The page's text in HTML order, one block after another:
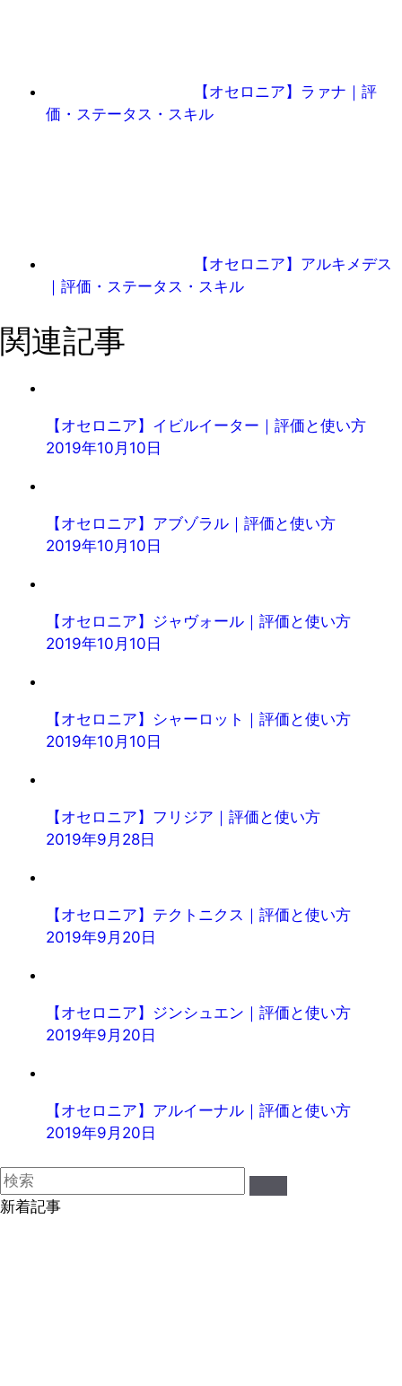
【オセロニア】ラァナ｜評
価・ステータス・スキル
【オセロニア】アルキメデス
｜評価・ステータス・スキル
関連記事
【オセロニア】イビルイーター｜評価と使い方
2019年10月10日
【オセロニア】アブゾラル｜評価と使い方
2019年10月10日
【オセロニア】ジャヴォール｜評価と使い方
2019年10月10日
【オセロニア】シャーロット｜評価と使い方
2019年10月10日
【オセロニア】フリジア｜評価と使い方
2019年9月28日
【オセロニア】テクトニクス｜評価と使い方
2019年9月20日
【オセロニア】ジンシュエン｜評価と使い方
2019年9月20日
【オセロニア】アルイーナル｜評価と使い方
2019年9月20日
新着記事